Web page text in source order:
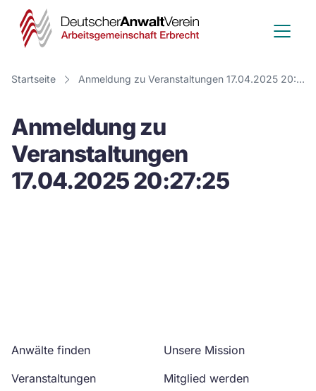
Deutscher
Anwalt
Verein
Startseite Anmeldung zu Veranstaltungen 17.04.2025 20:27:25
Anmeldung zu
Veranstaltungen
17.04.2025 20:27:25
Anwälte finden
Veranstaltungen
Unsere Mission
Mitglied werden